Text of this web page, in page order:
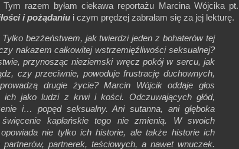
razem byłam ciekawa reportażu Marcina Wójcika pt.
i pożądaniu i czym prędzej zabrałam się za jej lekturę.
bezżeństwem, jak twierdzi jeden z bohaterów tej
nakazem całkowitej wstrzemięźliwości seksualnej?
przynosząc nieziemski wręcz pokój w sercu, jak
czy przeciwnie, powoduje frustrację duchownych,
drugie życie? Marcin Wójcik oddaje głos
ich jako ludzi z krwi i kości. Odczuwających głód,
i… popęd seksualny. Ani sutanna, ani głęboka
kapłańskie tego nie zmienią. W swoich
nie tylko ich historie, ale także historie ich
partnerów, partnerek, teściowych, a nawet wnuczek.